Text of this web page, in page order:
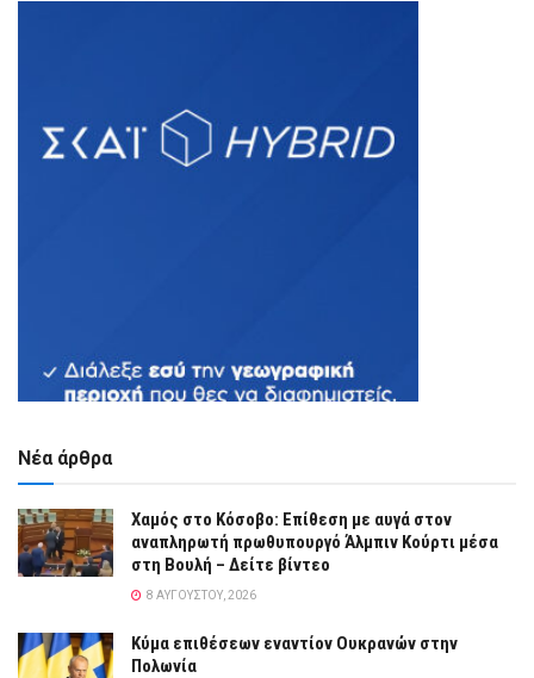
Νέα άρθρα
Χαμός στο Κόσοβο: Επίθεση με αυγά στον
αναπληρωτή πρωθυπουργό Άλμπιν Κούρτι μέσα
στη Βουλή – Δείτε βίντεο
8 ΑΥΓΟΎΣΤΟΥ, 2026
Κύμα επιθέσεων εναντίον Ουκρανών στην
Πολωνία